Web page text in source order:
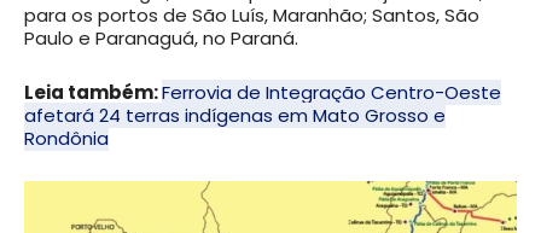
para os portos de São Luís, Maranhão; Santos, São
Paulo e Paranaguá, no Paraná.
Leia também:Ferrovia de Integração Centro-Oeste
afetará 24 terras indígenas em Mato Grosso e
Rondônia